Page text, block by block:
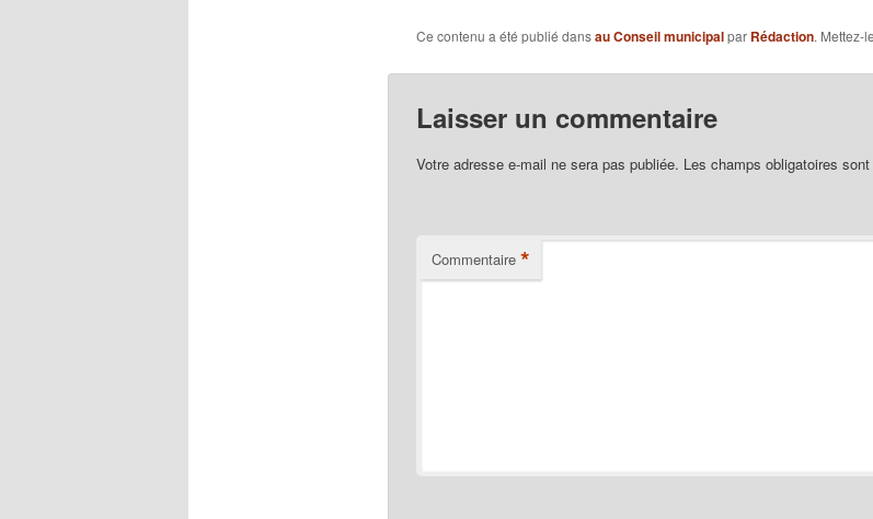
Ce contenu a été publié dansau Conseil municipalpar Rédaction. Mettez-
Laisser un commentaire
Votre adresse e-mail ne sera pas publiée. Les champs obligatoires
Commentaire *